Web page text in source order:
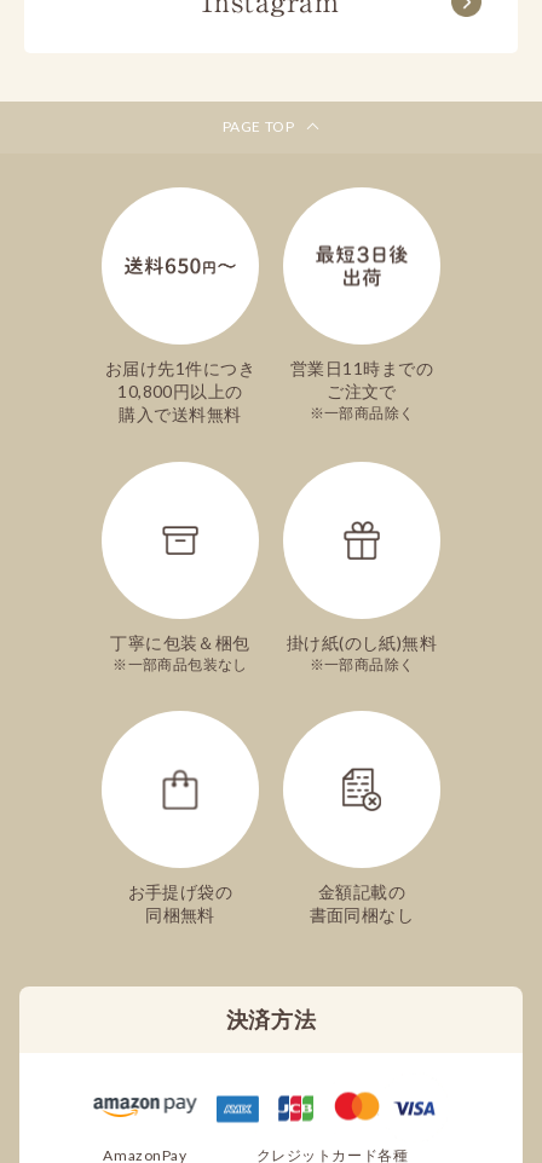
近畿/中国
文明堂カフェ
ご注文手続き内の、お届け日選択欄で一番上に
細ページをご覧ください。
※離島などの一部地域はご希望に添いかねる場
包装、掛け紙（のし紙）の指定はできま
すか？
ご自宅用向けのお菓子などの一部の商品を除
き、ほとんどの商品は包装してお届けいたしま
す。
掛け紙（のし紙）の指定も可能でございます。
ご注文手続き内でご希望のものを選択してくだ
詳しくは各商品詳細ページをご覧ください。
手提袋は付きますか？
ご注文手続き内で指定が可能でございます。
絵柄入りのカステラは注文できますか？
可能でございます。
ご出産祝いやお誕生日祝い、長寿祝いなど、ご
ます。
こちらのページからご注文ください。
承りかねます。
PAGE TOP
お届け先1件につき
10,800円以上の
購入で送料無料
営業日11時までの
ご注文で
一部商品除く
丁寧に包装＆梱包
一部商品包装なし
掛け紙(のし紙)無料
一部商品除く
お手提げ袋の
同梱無料
金額記載の
書面同梱なし
決済方法
AmazonPay クレジットカード各種